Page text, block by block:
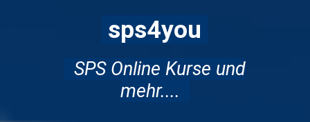
sps4you
SPS Online Kurse und
mehr....